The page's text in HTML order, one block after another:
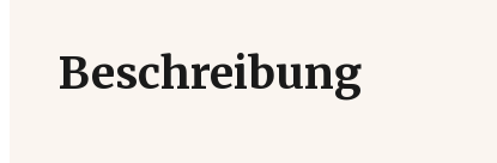
Beschreibung